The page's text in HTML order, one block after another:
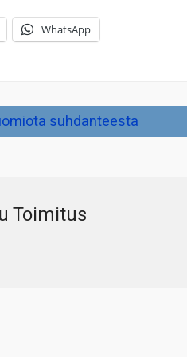
WhatsApp
suhdanteesta
Toimitus